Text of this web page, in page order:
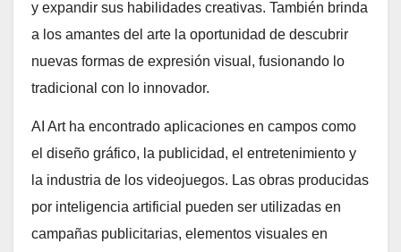
y expandir sus habilidades creativas. También brinda
a los amantes del arte la oportunidad de descubrir
nuevas formas de expresión visual, fusionando lo
tradicional con lo innovador.
AI Art ha encontrado aplicaciones en campos como
el diseño gráfico, la publicidad, el entretenimiento y
la industria de los videojuegos. Las obras producidas
por inteligencia artificial pueden ser utilizadas en
campañas publicitarias, elementos visuales en